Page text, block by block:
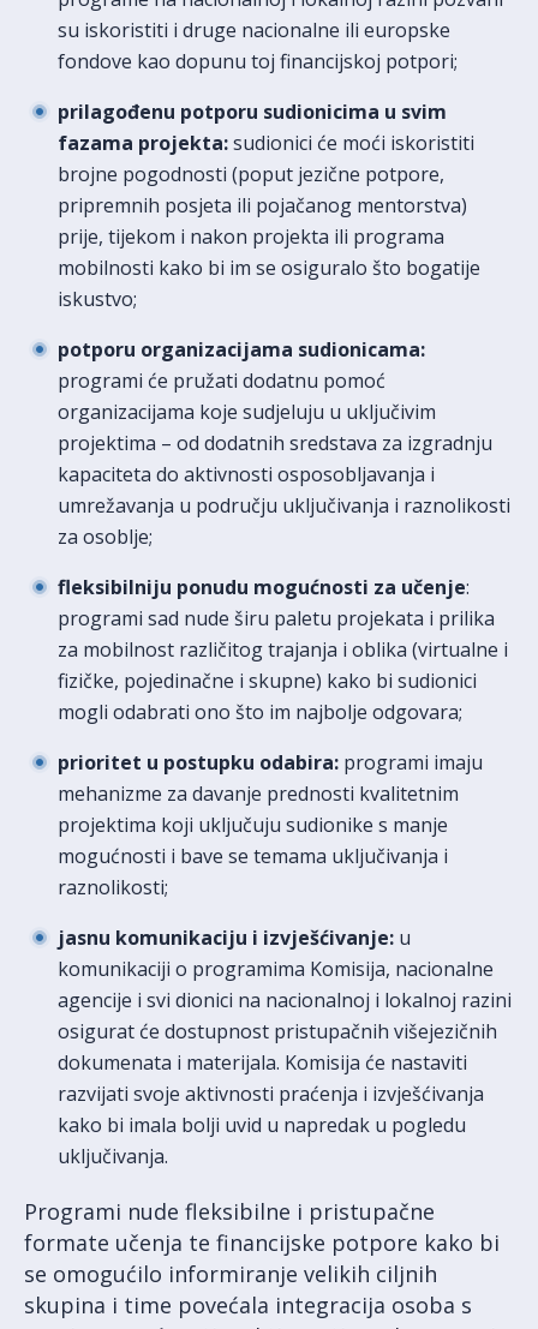
su iskoristiti i druge nacionalne ili europske
fondove kao dopunu toj financijskoj potpori;
prilagođenu potporu sudionicima u svim
fazama projekta:sudionici će moći iskoristiti
brojne pogodnosti (poput jezične potpore,
pripremnih posjeta ili pojačanog mentorstva)
prije, tijekom i nakon projekta ili programa
mobilnosti kako bi im se osiguralo što bogatije
iskustvo;
potporu organizacijama sudionicama:
programi će pružati dodatnu pomoć
organizacijama koje sudjeluju u uključivim
projektima – od dodatnih sredstava za izgradnju
kapaciteta do aktivnosti osposobljavanja i
umrežavanja u području uključivanja i raznolikosti
za osoblje;
fleksibilniju ponudu mogućnosti za učenje:
programi sad nude širu paletu projekata i prilika
za mobilnost različitog trajanja i oblika (virtualne i
fizičke, pojedinačne i skupne) kako bi sudionici
mogli odabrati ono što im najbolje odgovara;
prioritet u postupku odabira: programi imaju
mehanizme za davanje prednosti kvalitetnim
projektima koji uključuju sudionike s manje
mogućnosti i bave se temama uključivanja i
raznolikosti;
jasnu komunikaciju i izvješćivanje: u
komunikaciji o programima Komisija, nacionalne
agencije i svi dionici na nacionalnoj i lokalnoj razini
osigurat će dostupnost pristupačnih višejezičnih
dokumenata i materijala. Komisija će nastaviti
razvijati svoje aktivnosti praćenja i izvješćivanja
kako bi imala bolji uvid u napredak u pogledu
uključivanja.
Programi nude fleksibilne i pristupačne
formate učenja te financijske potpore kako bi
se omogućilo informiranje velikih ciljnih
skupina i time povećala integracija osoba s